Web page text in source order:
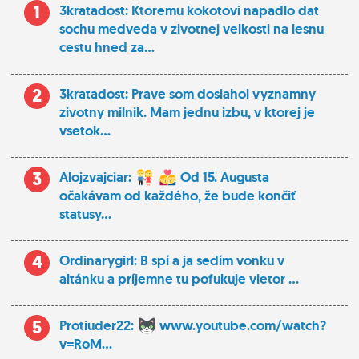
1
3kratadost: Ktoremu kokotovi napadlo dat
sochu medveda v zivotnej velkosti na lesnu
cestu hned za...
2
3kratadost: Prave som dosiahol vyznamny
zivotny milnik. Mam jednu izbu, v ktorej je
vsetok...
3 Alojzvajciar:
Od 15. Augusta
očakávam od každého, že bude končiť
statusy...
4
Ordinarygirl: B spí a ja sedím vonku v
altánku a príjemne tu pofukuje vietor ...
5 Protiuder22:
www.youtube.com/watch?
v=RoM...